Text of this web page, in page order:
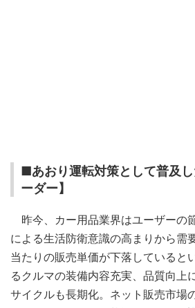
■あおり運転対策として普及
ーダー】
昨今、カー用品業界はユーザーの
による生活防衛意識の高まりから需
当たりの販売単価が下落していると
るクルマの装備内容充実、品質向上
サイクルも長期化。ネット販売市場